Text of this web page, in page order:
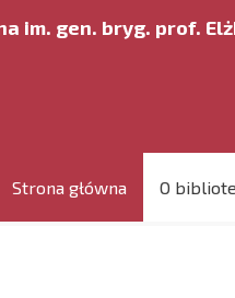
im. gen. bryg. prof.
Strona główna O